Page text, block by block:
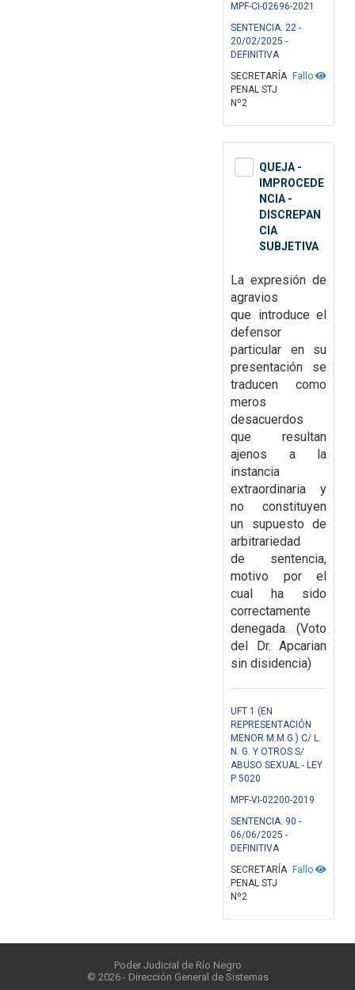
MPF-CI-02696-2021
SENTENCIA: 22 -
20/02/2025 -
DEFINITIVA
Fallo
SECRETARÍA
PENAL STJ
Nº2
QUEJA -
IMPROCEDE
NCIA -
DISCREPAN
CIA
SUBJETIVA
La expresión de
agravios
que introduce el
defensor
particular en su
presentación se
traducen como
meros
desacuerdos
que resultan
ajenos a la
instancia
extraordinaria y
no constituyen
un supuesto de
arbitrariedad
de sentencia,
motivo por el
cual ha sido
correctamente
denegada. (Voto
del Dr. Apcarian
sin disidencia)
UFT 1 (EN
REPRESENTACIÓN
MENOR M.M.G.) C/ L.
N. G. Y OTROS S/
ABUSO SEXUAL - LEY
P 5020
MPF-VI-02200-2019
SENTENCIA: 90 -
06/06/2025 -
DEFINITIVA
Fallo
SECRETARÍA
PENAL STJ
Nº2